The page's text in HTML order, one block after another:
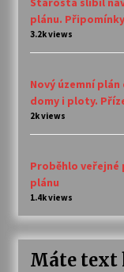
plánu.
3.2k views
Nový územní
domy i ploty.
2k views
Proběhlo veřejné
plánu
1.4k views
Máte text